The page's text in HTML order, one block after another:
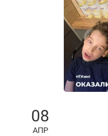
08
АПР